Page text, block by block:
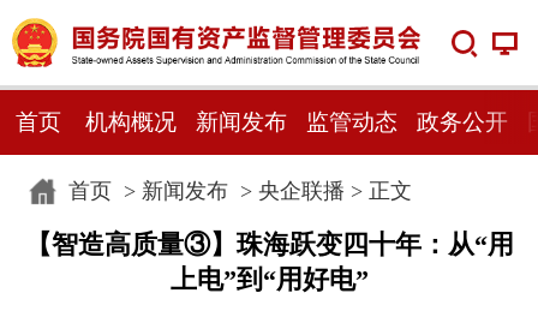
首页 机构概况 新闻发布 监管动态 政务公开
首页> 新闻发布> 央企联播 > 正文
【智造高质量③】珠海跃变四十年：从“用
上电”到“用好电”